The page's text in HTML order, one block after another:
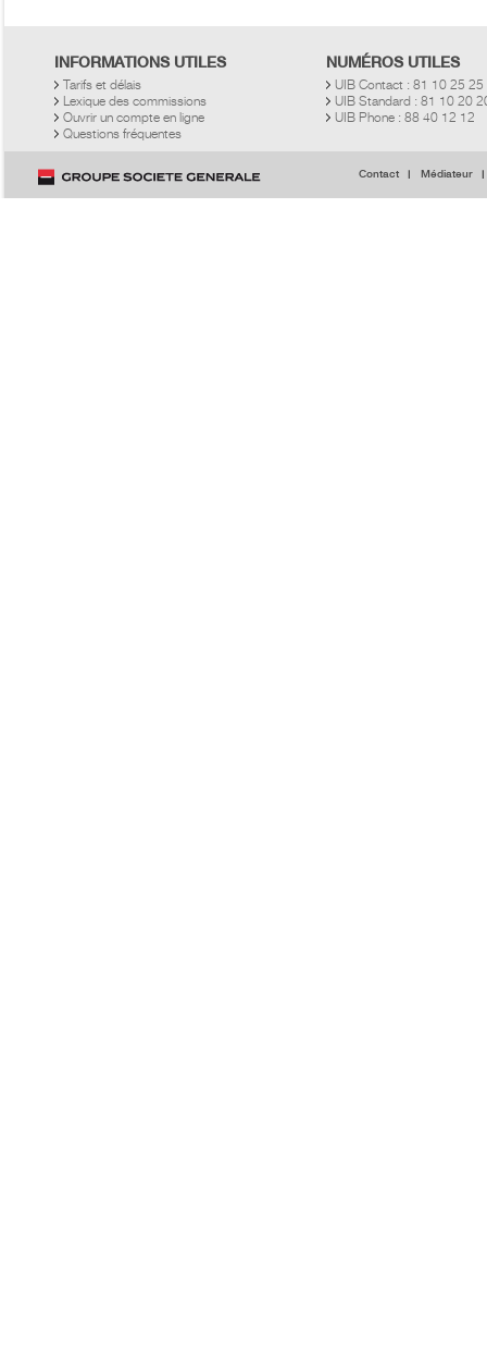
INFORMATIONS UTILES
Tarifs et délais
Lexique des commissions
Ouvrir un compte en ligne
Questions fréquentes
NUMÉROS UTILES
UIB Contact : 81 10 25 25
UIB Standard : 81 10 20
UIB Phone : 88 40 12 12
Contact Médiateur